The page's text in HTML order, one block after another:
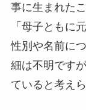
事に生まれた
「母子ともに
性別や名前に
細は不明です
ていると考え